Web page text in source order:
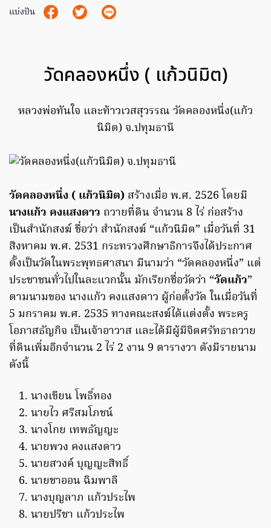
แบ่งปัน
วัดคลองหนึ่ง ( แก้วนิมิต)
หลวงพ่อทันใจ และท้าวเวสสุวรรณ วัดคลองหนึ่ง(แก้ว
นิมิต) จ.ปทุมธานี
วัดคลองหนึ่ง ( แก้วนิมิต) สร้างเมื่อ พ.ศ. 2526 โดยมี
นางแก้ว คงแสงดาว ถวายที่ดิน จำนวน 8 ไร่ ก่อสร้าง
เป็นสำนักสงฆ์ ชื่อว่า สำนักสงฆ์ “แก้วนิมิต” เมื่อวันที่ 31
สิงหาคม พ.ศ. 2531 กระทรวงศึกษาธิการจึงได้ประกาศ
ตั้งเป็นวัดในพระพุทธศาสนา มีนามว่า “วัดคลองหนึ่ง” แต่
ประชาชนทั่วไปในละแวกนั้น มักเรียกชื่อวัดว่า “วัดแก้ว”
ตามนามของ นางแก้ว คงแสงดาว ผู้ก่อตั้งวัด ในเมื่อวันที่
5 มกราคม พ.ศ. 2535 ทางคณะสงฆ์ได้แต่งตั้ง พระครู
โอภาสธัญกิจ เป็นเจ้าอาวาส และได้มีผู้มีจิตศรัทธาถวาย
ที่ดินเพิ่มอีกจำนวน 2 ไร่ 2 งาน 9 ตารางวา ดังมีรายนาม
ดังนี้
นางเขียน โพธิ์ทอง
นายไว ศรีสมโภชน์
นางโกย เทพธัญญะ
นายพวง คงแสงดาว
นายสวงค์ บุญญะสิทธิ์
นายชาออน ฉิมพาลี
นางบุญลาภ แก้วประไพ
นายปรีชา แก้วประไพ